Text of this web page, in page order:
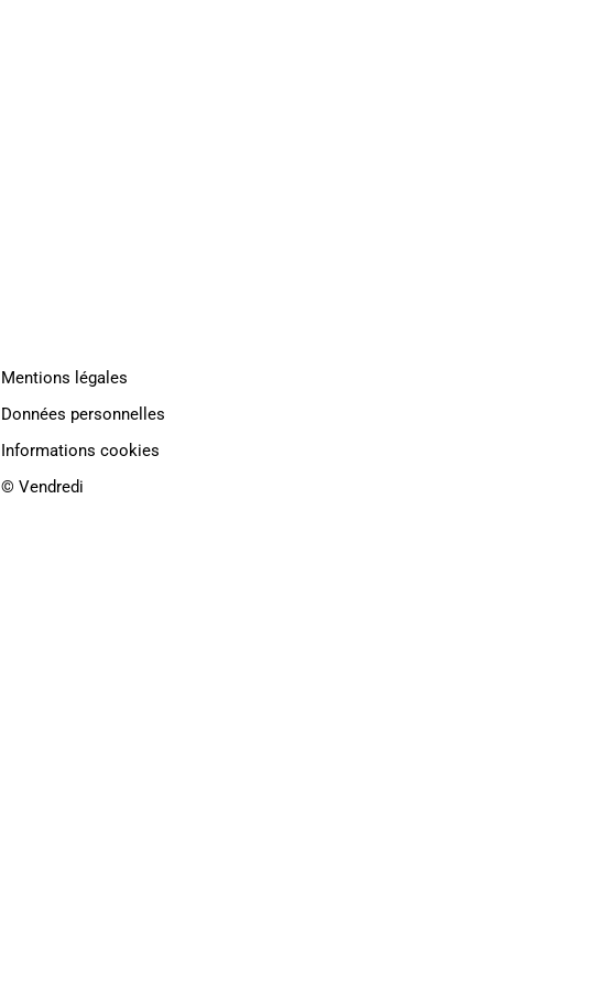
Mentions légales
Données personnelles
Informations cookies
©️ Vendredi